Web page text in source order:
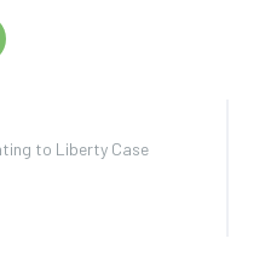
to Liberty Case